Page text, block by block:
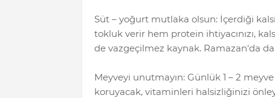
Süt – yoğurt mutlaka olsun: İçerdiği
tokluk verir hem protein ihtiyacınızı,
de vazgeçilmez kaynak. Ramazan'da
Meyveyi unutmayın: Günlük 1 – 2
koruyacak, vitaminleri halsizliğinizi